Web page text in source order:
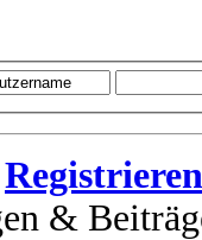
Registrieren
&